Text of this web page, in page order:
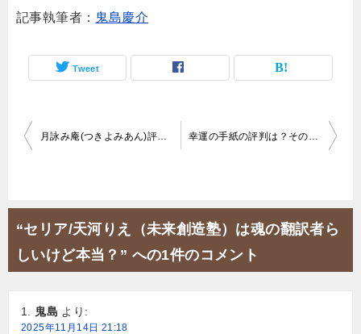
記事執筆者： 鬼島慶介
Tweet
投
ビ
ゲ
ー
ョ
月詠み庵(つきよみあん)評判が最悪の占い！詐欺の証拠がコチラ！ 幸運の手紙の評判は？その占い師、詐欺師かも…ガチの警笛を鳴らす！
“セリア/天河りえ（未来創造塾）は魂の翻訳者ら
しいけど本当？” への1件のコメント
鬼島 より:
2025年11月14日 21:18